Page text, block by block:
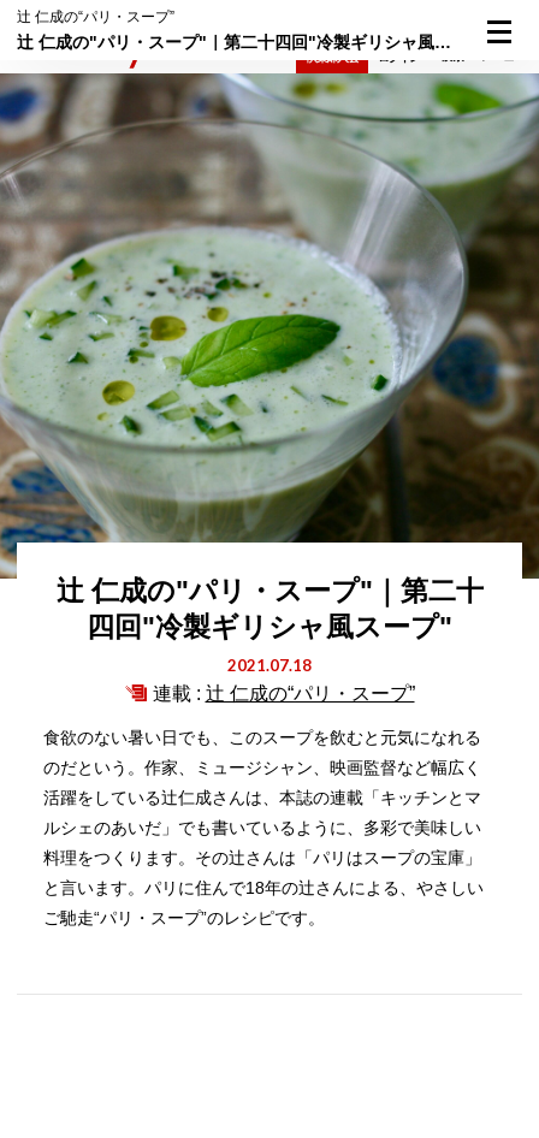
辻 仁成の“パリ・スープ”
辻 仁成の"パリ・スープ"｜第二十四回"冷製ギリシャ風スープ"
辻 仁成の"パリ・スープ"｜第二十
四回"冷製ギリシャ風スープ"
2021.07.18
連載 : 辻 仁成の“パリ・スープ”
食欲のない暑い日でも、このスープを飲むと元気になれる
のだという。作家、ミュージシャン、映画監督など幅広く
活躍をしている辻仁成さんは、本誌の連載「キッチンとマ
ルシェのあいだ」でも書いているように、多彩で美味しい
料理をつくります。その辻さんは「パリはスープの宝庫」
と言います。パリに住んで18年の辻さんによる、やさしい
ご馳走“パリ・スープ”のレシピです。